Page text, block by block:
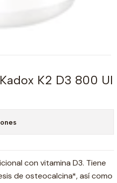
K2 D3 800 UI
con vitamina D3. Tiene
de osteocalcina*, así como